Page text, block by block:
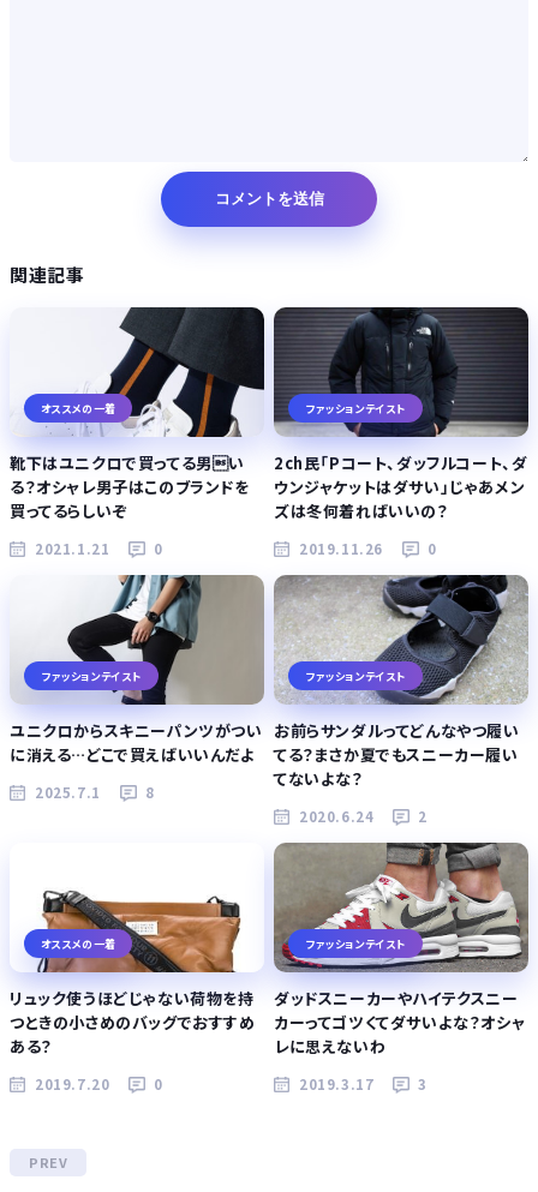
関連記事
オススメの一着
靴下はユニクロで買ってる男い
る？オシャレ男子はこのブランドを
買ってるらしいぞ
2021.1.21 0
ファッションテイスト
2ch民「Pコート、ダッフルコート、ダ
ウンジャケットはダサい」じゃあメン
ズは冬何着ればいいの？
2019.11.26 0
ファッションテイスト
ユニクロからスキニーパンツがつい
に消える…どこで買えばいいんだよ
2025.7.1 8
ファッションテイスト
お前らサンダルってどんなやつ履い
てる？まさか夏でもスニーカー履い
てないよな？
2020.6.24 2
オススメの一着
リュック使うほどじゃない荷物を持
つときの小さめのバッグでおすすめ
ある？
2019.7.20 0
ファッションテイスト
ダッドスニーカーやハイテクスニー
カーってゴツくてダサいよな？オシャ
レに思えないわ
2019.3.17 3